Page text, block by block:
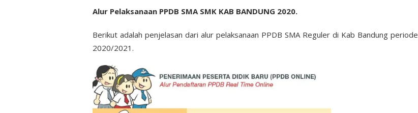
Alur Pelaksanaan PPDB SMA SMK KAB BANDUNG 2020.
Berikut adalah penjelasan dari alur pelaksanaan PPDB SMA Reguler di Kab Bandung periode
2020/2021.